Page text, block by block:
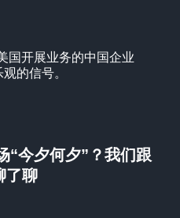
国开展业务的中国企业
的信号。
“今夕何夕”？我们跟
了聊